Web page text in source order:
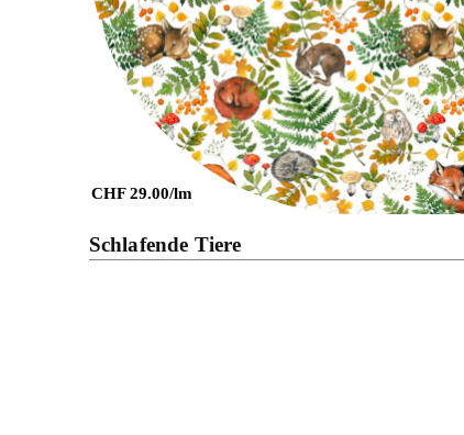
CHF 29.00/lm
Details
Schlafende Tiere